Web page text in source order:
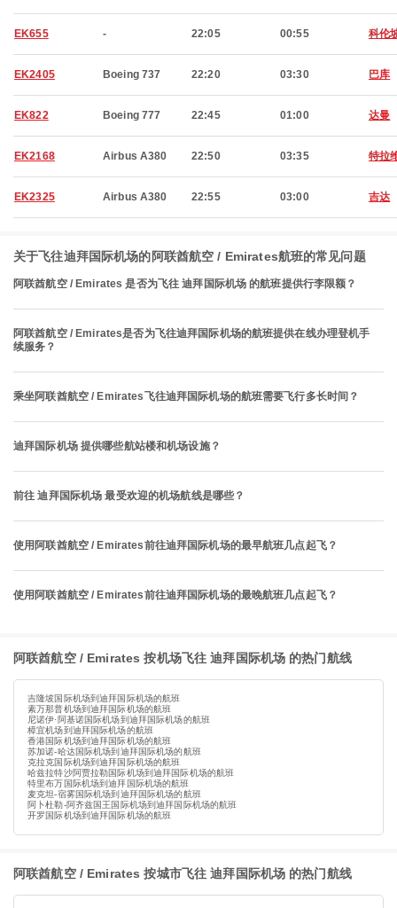
EK655 - 22:05 00:55 科伦
EK2405 Boeing 737 22:20 03:30 巴库
EK822 Boeing 777 22:45 01:00 达曼
EK2168 Airbus A380 22:50 03:35 特拉
EK2325 Airbus A380 22:55 03:00 吉达
关于飞往迪拜国际机场的阿联酋航空 / Emirates航班的常见问题
阿联酋航空 / Emirates 是否为飞往 迪拜国际机场 的航班提供行李限额？
阿联酋航空 / Emirates是否为飞往迪拜国际机场的航班提供在线办理登机手
续服务？
乘坐阿联酋航空 / Emirates飞往迪拜国际机场的航班需要飞行多长时间？
迪拜国际机场 提供哪些航站楼和机场设施？
前往 迪拜国际机场 最受欢迎的机场航线是哪些？
使用阿联酋航空 / Emirates前往迪拜国际机场的最早航班几点起飞？
使用阿联酋航空 / Emirates前往迪拜国际机场的最晚航班几点起飞？
阿联酋航空 / Emirates 按机场飞往 迪拜国际机场 的热门航线
吉隆坡国际机场到迪拜国际机场的航班
素万那普机场到迪拜国际机场的航班
尼诺伊·阿基诺国际机场到迪拜国际机场的航班
樟宜机场到迪拜国际机场的航班
香港国际机场到迪拜国际机场的航班
苏加诺-哈达国际机场到迪拜国际机场的航班
克拉克国际机场到迪拜国际机场的航班
哈兹拉特沙阿贾拉勒国际机场到迪拜国际机场的航班
特里布万国际机场到迪拜国际机场的航班
麦克坦-宿雾国际机场到迪拜国际机场的航班
阿卜杜勒-阿齐兹国王国际机场到迪拜国际机场的航班
开罗国际机场到迪拜国际机场的航班
阿联酋航空 / Emirates 按城市飞往 迪拜国际机场 的热门航线